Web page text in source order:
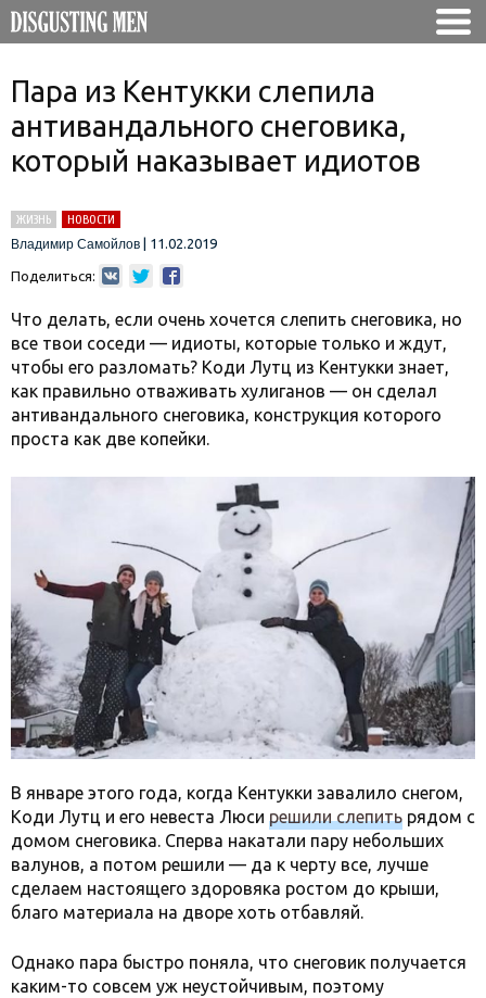
Пара из Кентукки слепила
антивандального снеговика,
который наказывает идиотов
ЖИЗНЬ
НОВОСТИ
Владимир Самойлов
11.02.2019
Поделиться:
Что делать, если очень хочется слепить снеговика, но
все твои соседи — идиоты, которые только и ждут,
чтобы его разломать? Коди Лутц из Кентукки знает,
как правильно отваживать хулиганов — он сделал
антивандального снеговика, конструкция которого
проста как две копейки.
В январе этого года, когда Кентукки завалило снегом,
Коди Лутц и его невеста Люси решили слепить рядом с
домом снеговика. Сперва накатали пару небольших
валунов, а потом решили — да к черту все, лучше
сделаем настоящего здоровяка ростом до крыши,
благо материала на дворе хоть отбавляй.
Однако пара быстро поняла, что снеговик получается
каким-то совсем уж неустойчивым, поэтому